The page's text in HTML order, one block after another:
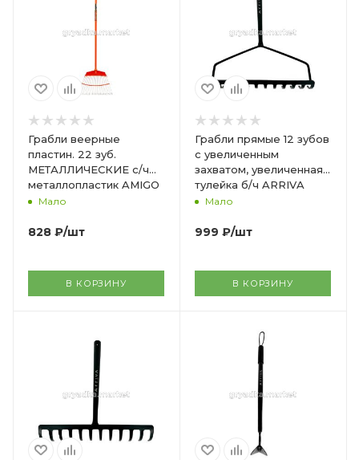
Грабли веерные
пластин. 22 зуб.
МЕТАЛЛИЧЕСКИЕ с/ч
металлопластик AMIGO
Мало
828 ₽/шт
В КОРЗИНУ
Грабли прямые 12 зубов
с увеличенным
захватом, увеличенная
тулейка б/ч ARRIVA
Мало
999 ₽/шт
В КОРЗИНУ